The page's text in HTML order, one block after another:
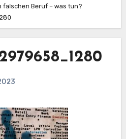
falschen Beruf – was tun?